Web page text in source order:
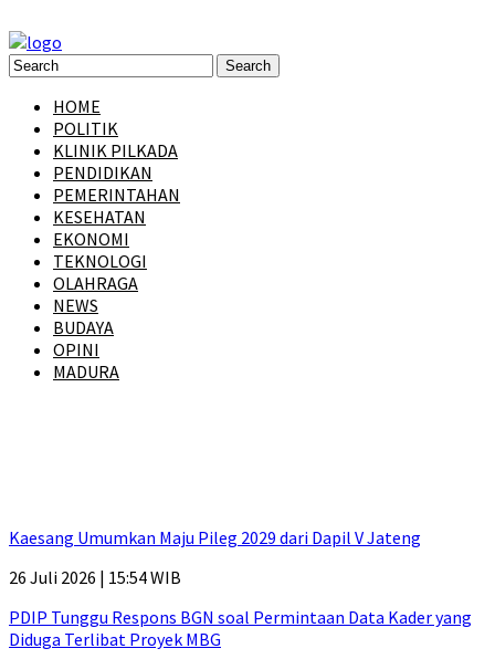
HOME
POLITIK
KLINIK PILKADA
PENDIDIKAN
PEMERINTAHAN
KESEHATAN
EKONOMI
TEKNOLOGI
OLAHRAGA
NEWS
BUDAYA
OPINI
MADURA
Kaesang Umumkan Maju Pileg 2029 dari Dapil V Jateng
26 Juli 2026 | 15:54 WIB
PDIP Tunggu Respons BGN soal Permintaan Data Kader yang
Diduga Terlibat Proyek MBG